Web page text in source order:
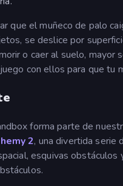
que el muñeco de palo
se deslice por
o caer al suelo, mayor
con ellos para que tu
forma parte de
2, una divertida serie
esquivas